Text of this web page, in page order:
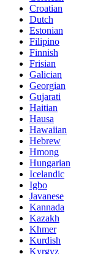
Croatian
Dutch
Estonian
Filipino
Finnish
Frisian
Galician
Georgian
Gujarati
Haitian
Hausa
Hawaiian
Hebrew
Hmong
Hungarian
Icelandic
Igbo
Javanese
Kannada
Kazakh
Khmer
Kurdish
Kyrgyz